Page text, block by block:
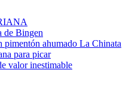
de Bingen
pimentón ahumado La Chinata
para picar
valor inestimable